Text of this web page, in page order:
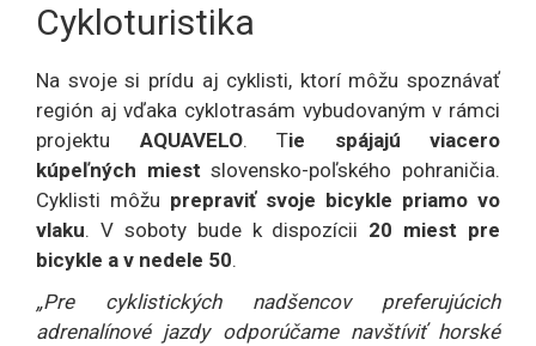
Cykloturistika
Na svoje si prídu aj cyklisti, ktorí môžu spoznávať
región aj vďaka cyklotrasám vybudovaným v rámci
projektu AQUAVELO. Tie spájajú viacero
kúpeľných miest slovensko-poľského pohraničia.
Cyklisti môžu prepraviť svoje bicykle priamo vo
vlaku. V soboty bude k dispozícii 20 miest pre
bicykle a v nedele 50.
„Pre cyklistických nadšencov preferujúcich
adrenalínové jazdy odporúčame navštíviť horské